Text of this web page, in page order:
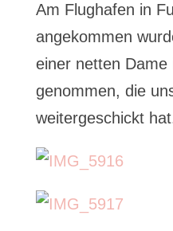
Am Flughafen in
angekommen
einer netten Dame
genommen, die
weitergeschickt